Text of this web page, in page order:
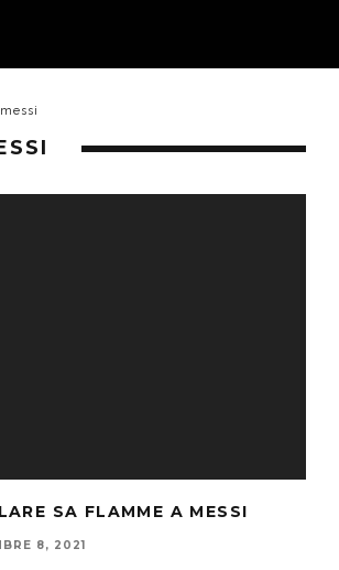
SA FLAMME A MESSI
8, 2021